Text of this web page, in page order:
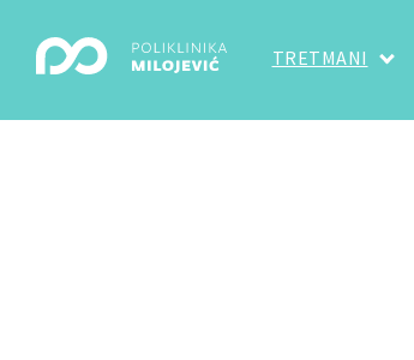
TRETMANI